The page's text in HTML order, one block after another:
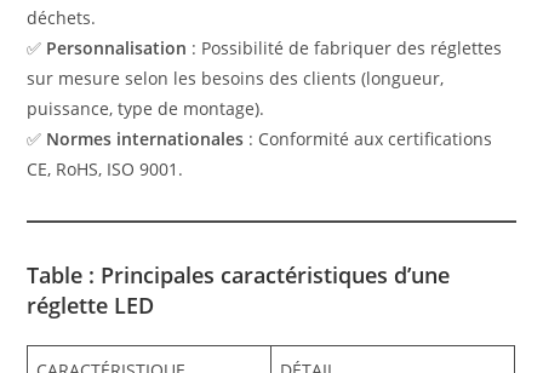
déchets.
✅ Personnalisation : Possibilité de fabriquer des réglettes
sur mesure selon les besoins des clients (longueur,
puissance, type de montage).
✅ Normes internationales : Conformité aux certifications
CE, RoHS, ISO 9001.
Table : Principales caractéristiques d’une
réglette LED